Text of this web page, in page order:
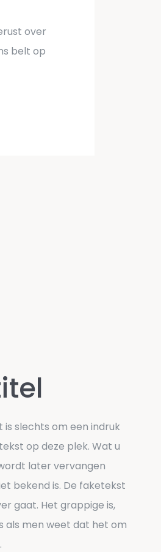
over
belt op
slechts om een indruk
op deze plek. Wat u
later vervangen
bekend is. De faketekst
gaat. Het grappige is,
als men weet dat het om